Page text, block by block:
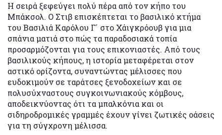
Η σειρά ξεφεύγει πολύ πέρα από τον κήπο του
Μπάκσολ. Ο Στιβ επισκέπτεται το βασιλικό κτήμα
του Βασιλιά Καρόλου Γ΄ στο Χάιγκρόουβ για μια
σπάνια ματιά στο πώς τα παραδοσιακά τοπία
προσαρμόζονται για τους επικονιαστές. Από τους
βασιλικούς κήπους, η ιστορία μεταφέρεται στον
αστικό ορίζοντα, συναντώντας μέλισσες που
ευδοκιμούν σε ταράτσες ξενοδοχείων και σε
πολυσύχναστους συγκοινωνιακούς κόμβους,
αποδεικνύοντας ότι τα μπαλκόνια και οι
σιδηροδρομικές γραμμές έχουν γίνει ζωτικές οάσεις
για τη σύγχρονη μέλισσα.